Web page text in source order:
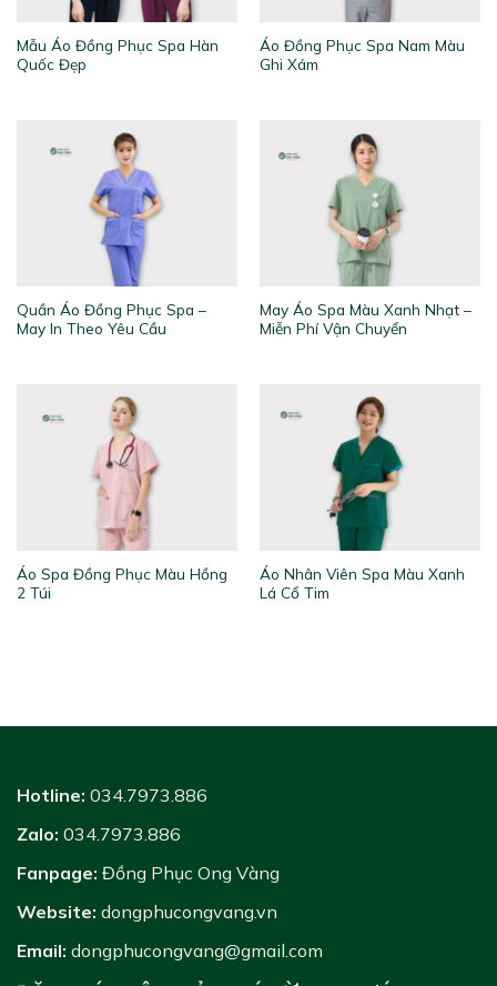
Mẫu Áo Đồng Phục Spa Hàn
Quốc Đẹp
Áo Đồng Phục Spa Nam Màu
Ghi Xám
Quần Áo Đồng Phục Spa –
May In Theo Yêu Cầu
May Áo Spa Màu Xanh Nhạt –
Miễn Phí Vận Chuyển
Áo Spa Đồng Phục Màu Hồng
2 Túi
Áo Nhân Viên Spa Màu Xanh
Lá Cổ Tim
Hotline: 034.7973.886
Zalo: 034.7973.886
Fanpage: Đồng Phục Ong Vàng
Website: dongphucongvang.vn
Email: dongphucongvang@gmail.com